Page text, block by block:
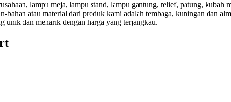
lampu meja, lampu stand, lampu gantung, relief, patung,
bahan atau material dari produk kami adalah tembaga, kuningan dan
unik dan menarik dengan harga yang terjangkau.